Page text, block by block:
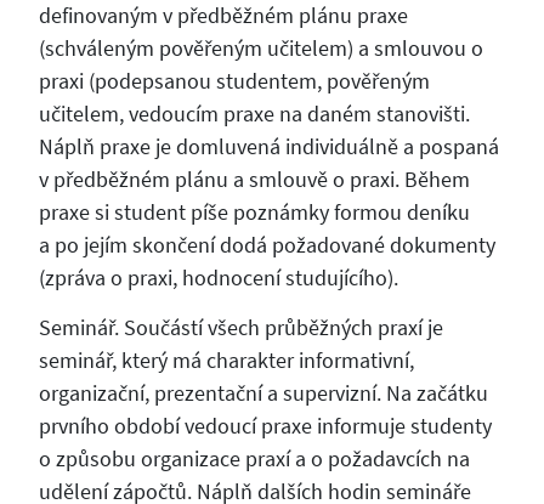
definovaným v předběžném plánu praxe
(schváleným pověřeným učitelem) a smlouvou o
praxi (podepsanou studentem, pověřeným
učitelem, vedoucím praxe na daném stanovišti.
Náplň praxe je domluvená individuálně a pospaná
v předběžném plánu a smlouvě o praxi. Během
praxe si student píše poznámky formou deníku
a po jejím skončení dodá požadované dokumenty
(zpráva o praxi, hodnocení studujícího).
Seminář. Součástí všech průběžných praxí je
seminář, který má charakter informativní,
organizační, prezentační a supervizní. Na začátku
prvního období vedoucí praxe informuje studenty
o způsobu organizace praxí a o požadavcích na
udělení zápočtů. Náplň dalších hodin semináře